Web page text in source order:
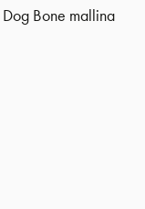
Bone mallina